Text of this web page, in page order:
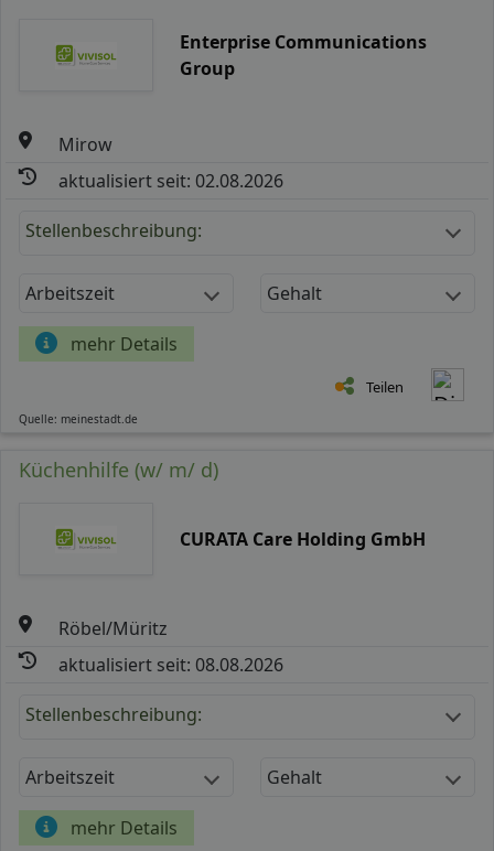
Enterprise Communications
Group
Mirow
aktualisiert seit: 02.08.2026
Stellenbeschreibung:
Arbeitszeit Gehalt
mehr Details
Teilen
Quelle: meinestadt.de
Küchenhilfe (w/ m/ d)
CURATA Care Holding GmbH
Röbel/Müritz
aktualisiert seit: 08.08.2026
Stellenbeschreibung:
Arbeitszeit Gehalt
mehr Details